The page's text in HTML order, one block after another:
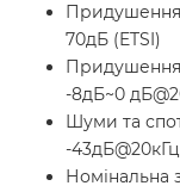
Придушення
70дБ (ETSI)
Придушення
-8дБ~0
Шуми та
-
Номінальна